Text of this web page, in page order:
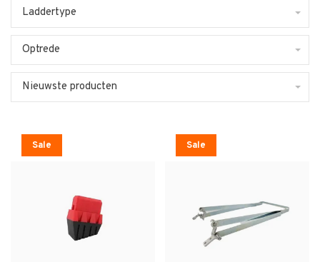
Laddertype
Optrede
Nieuwste producten
Sale Sale